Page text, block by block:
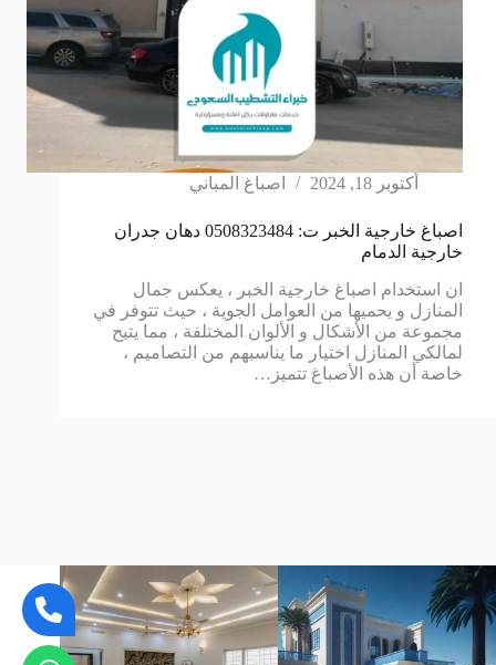
أكتوبر 18, 2024 اصباغ المباني
اصباغ خارجية الخبر ت: 0508323484 دهان جدران
خارجية الدمام
ان استخدام اصباغ خارجية الخبر ، يعكس جمال
المنازل و يحميها من العوامل الجوية ، حيث تتوفر في
مجموعة من الأشكال و الألوان المختلفة ، مما يتيح
لمالكي المنازل اختيار ما يناسبهم من التصاميم ،
خاصة أن هذه الأصباغ تتميز…